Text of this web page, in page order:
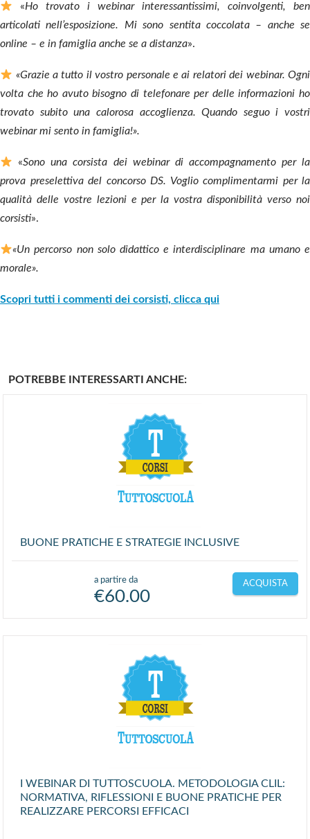
«Ho trovato i webinar interessantissimi, coinvolgenti, ben
articolati nell’esposizione. Mi sono sentita coccolata – anche se
online – e in famiglia anche se a distanza».
«Grazie a tutto il vostro personale e ai relatori dei webinar. Ogni
volta che ho avuto bisogno di telefonare per delle informazioni ho
trovato subito una calorosa accoglienza. Quando seguo i vostri
webinar mi sento in famiglia!».
«Sono una corsista dei webinar di accompagnamento per la
prova preselettiva del concorso DS. Voglio complimentarmi per la
qualità delle vostre lezioni e per la vostra disponibilità verso noi
corsisti».
«Un percorso non solo didattico e interdisciplinare ma umano e
morale».
Scopri tutti i commenti dei corsisti, clicca qui
POTREBBE INTERESSARTI ANCHE:
BUONE PRATICHE E STRATEGIE INCLUSIVE
a partire da
€60.00
ACQUISTA
I WEBINAR DI TUTTOSCUOLA. METODOLOGIA CLIL:
NORMATIVA, RIFLESSIONI E BUONE PRATICHE PER
REALIZZARE PERCORSI EFFICACI